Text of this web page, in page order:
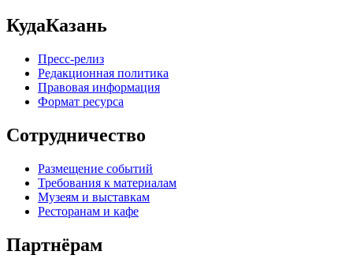
КудаКазань
Пресс-релиз
Редакционная политика
Правовая информация
Формат ресурса
Сотрудничество
Размещение событий
Требования к материалам
Музеям и выставкам
Ресторанам и кафе
Партнёрам